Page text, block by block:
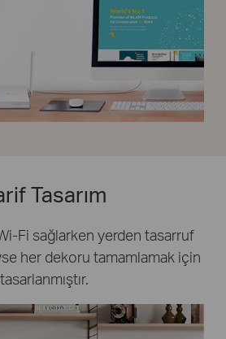
Tasarım
Fi sağlarken yerden tasarruf
her dekoru tamamlamak için
tasarlanmıştır.